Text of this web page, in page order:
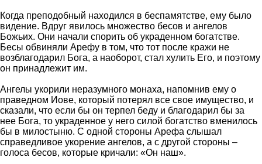
Когда преподобный находился в беспамятстве, ему было
видение. Вдруг явилось множество бесов и ангелов
Божьих. Они начали спорить об украденном богатстве.
Бесы обвиняли Арефу в том, что тот после кражи не
возблагодарил Бога, а наоборот, стал хулить Его, и поэтому
он принадлежит им.
Ангелы укорили неразумного монаха, напомнив ему о
праведном Иове, который потерял все свое имущество, и
сказали, что если бы он терпел беду и благодарил бы за
нее Бога, то украденное у него силой богатство вменилось
бы в милостыню. С одной стороны Арефа слышал
справедливое укорение ангелов, а с другой стороны –
голоса бесов, которые кричали: «Он наш».